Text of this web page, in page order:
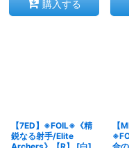
購入する
【7ED】※FOIL※《精
鋭なる射手/Elite
【